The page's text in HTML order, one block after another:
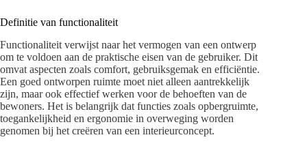
Definitie van functionaliteit
Functionaliteit verwijst naar het vermogen van een ontwerp
om te voldoen aan de praktische eisen van de gebruiker. Dit
omvat aspecten zoals comfort, gebruiksgemak en efficiëntie.
Een goed ontworpen ruimte moet niet alleen aantrekkelijk
zijn, maar ook effectief werken voor de behoeften van de
bewoners. Het is belangrijk dat functies zoals opbergruimte,
toegankelijkheid en ergonomie in overweging worden
genomen bij het creëren van een interieurconcept.